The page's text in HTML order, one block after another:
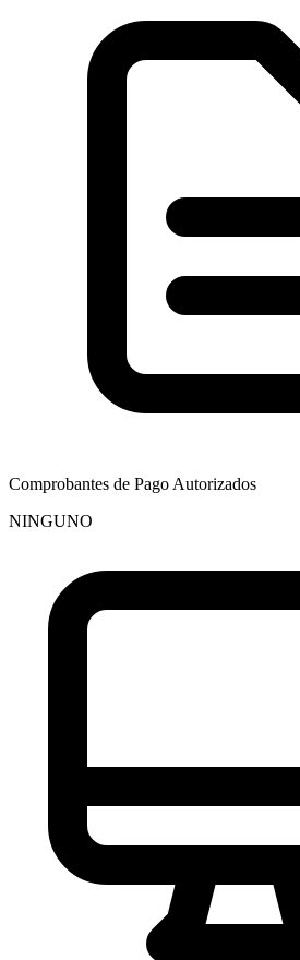
Comprobantes de Pago Autorizados
NINGUNO